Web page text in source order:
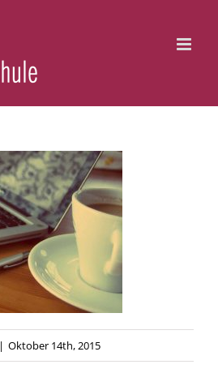
| Oktober 14th, 2015